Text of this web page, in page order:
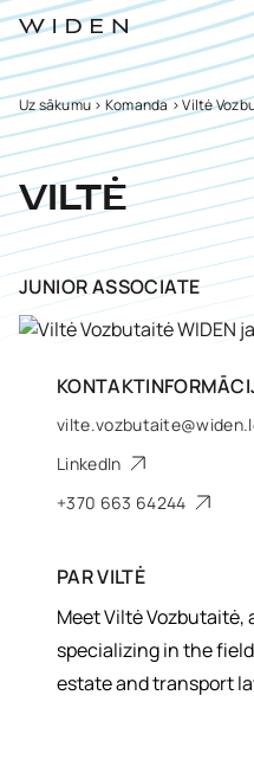
Uz sākumu> Komanda>Viltė
VILTĖ
JUNIOR ASSOCIATE
LinkedIn
+370 663 64244
PARVILTĖ
Meet Viltė Vozbutaitė,
specializing in the
estate and transport